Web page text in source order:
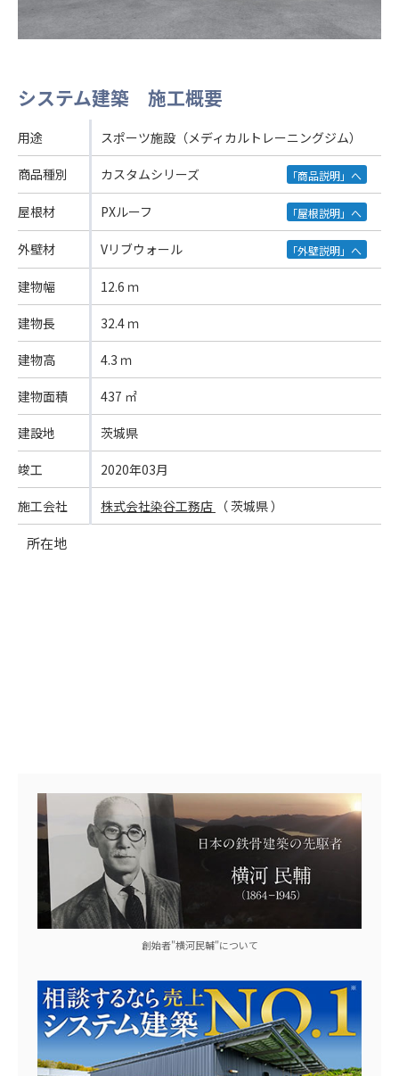
システム建築 施工概要
用途 スポーツ施設（メディカルトレーニングジム）
商品種別 カスタムシリーズ 「商品説明」へ
屋根材 PXルーフ 「屋根説明」へ
外壁材 Vリブウォール 「外壁説明」へ
建物幅 12.6 ｍ
建物長 32.4 ｍ
建物高 4.3 ｍ
建物面積 437 ㎡
建設地 茨城県
竣工 2020年03月
施工会社 株式会社染谷工務店 （ 茨城県 ）
所在地
創始者"横河民輔"について